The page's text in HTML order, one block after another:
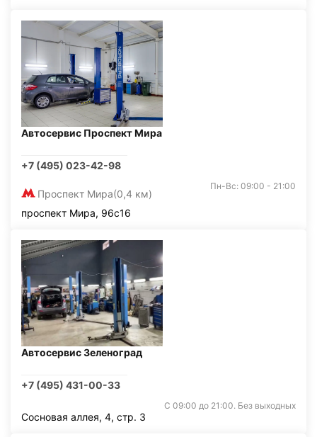
Автосервис Проспект Мира
+7 (495) 023-42-98
Проспект Мира(0,4 км)
Пн-Вс: 09:00 - 21:00
проспект Мира, 96с16
Автосервис Зеленоград
+7 (495) 431-00-33
С 09:00 до 21:00. Без выходных
Сосновая аллея, 4, стр. 3